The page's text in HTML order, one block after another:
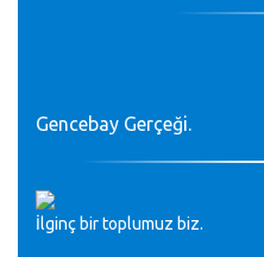
Gencebay Gerçeği.
İlginç bir toplumuz biz.